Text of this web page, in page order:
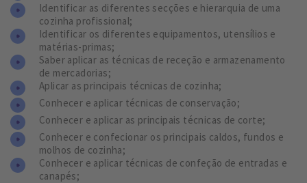
Identificar as diferentes secções e hierarquia de uma
cozinha profissional;
Identificar os diferentes equipamentos, utensílios e
matérias-primas;
Saber aplicar as técnicas de receção e armazenamento
de mercadorias;
Aplicar as principais técnicas de cozinha;
Conhecer e aplicar técnicas de conservação;
Conhecer e aplicar as principais técnicas de corte;
Conhecer e confecionar os principais caldos, fundos e
molhos de cozinha;
Conhecer e aplicar técnicas de confeção de entradas e
canapés;